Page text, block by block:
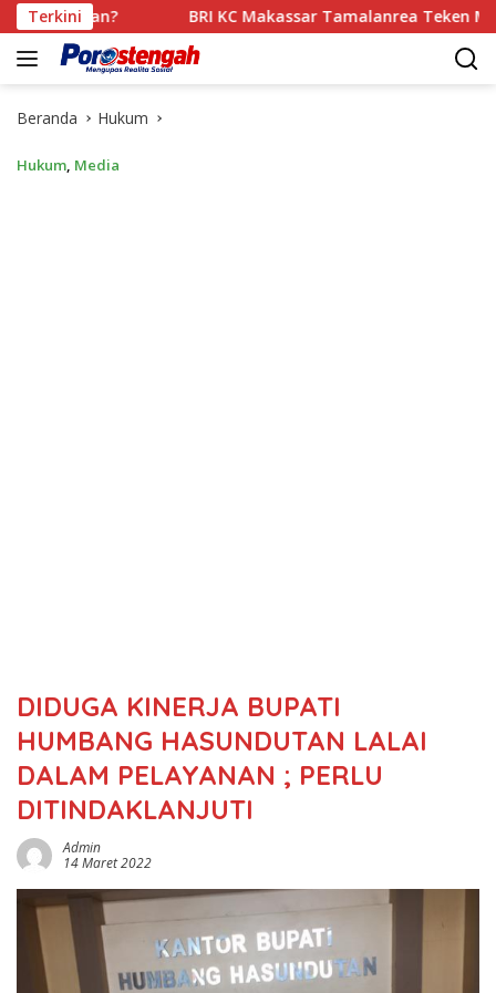
Langsung
ke
konten
TerkiniBRI KC Makassar Tamalanrea Teken MoU dengan
Beranda Hukum
Hukum, Media
DIDUGA KINERJA BUPATI
HUMBANG HASUNDUTAN LALAI
DALAM PELAYANAN ; PERLU
DITINDAKLANJUTI
Admin
14 Maret 2022